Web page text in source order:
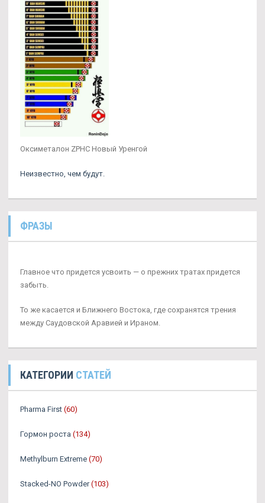
Оксиметалон ZPHC Новый Уренгой
Неизвестно, чем будут.
ФРАЗЫ
Главное что придется усвоить — о прежних тратах придется
забыть.
То же касается и Ближнего Востока, где сохранятся трения
между Саудовской Аравией и Ираном.
КАТЕГОРИИ СТАТЕЙ
Pharma First (60)
Гормон роста (134)
Methylburn Extreme (70)
Stacked-NO Powder (103)